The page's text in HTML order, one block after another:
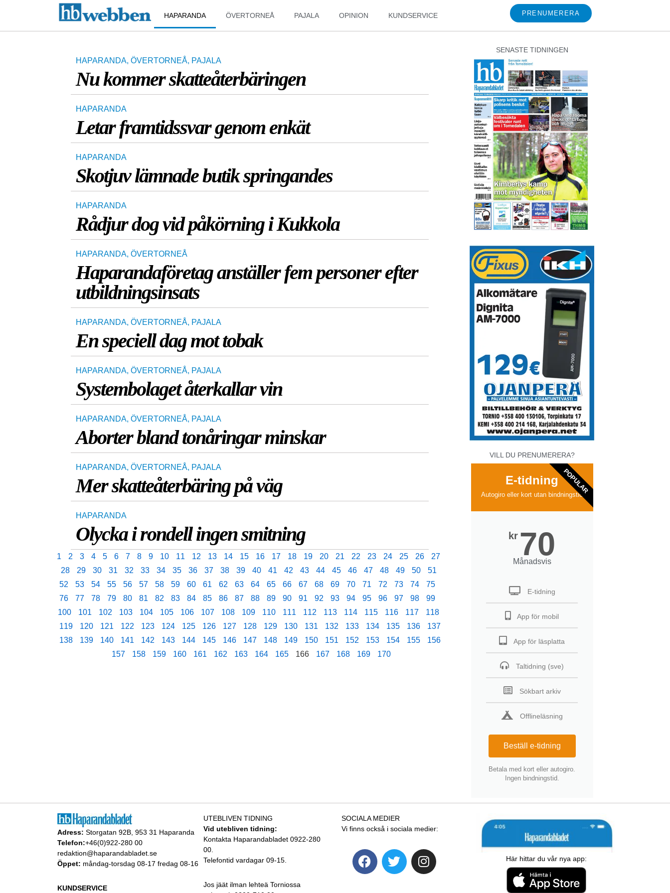
HAPARANDA ÖVERTORNEÅ PAJALA OPINION KUNDSERVICE PRENUMERERA
HAPARANDA, ÖVERTORNEÅ, PAJALA
Nu kommer skatteåterbäringen
HAPARANDA
Letar framtidssvar genom enkät
HAPARANDA
Skotjuv lämnade butik springandes
HAPARANDA
Rådjur dog vid påkörning i Kukkola
HAPARANDA, ÖVERTORNEÅ
Haparandaföretag anställer fem personer efter
utbildningsinsats
HAPARANDA, ÖVERTORNEÅ, PAJALA
En speciell dag mot tobak
HAPARANDA, ÖVERTORNEÅ, PAJALA
Systembolaget återkallar vin
HAPARANDA, ÖVERTORNEÅ, PAJALA
Aborter bland tonåringar minskar
HAPARANDA, ÖVERTORNEÅ, PAJALA
Mer skatteåterbäring på väg
HAPARANDA
Olycka i rondell ingen smitning
1 2 3 4 5 6 7 8 9 10 11 12 13 14 15 16 17 18 19 20 21 22 23 24 25 26
27
28
29 30 31 32 33 34 35 36 37 38 39 40 41 42 43 44 45 46 47 48 49 50
51
52
53 54 55 56 57 58 59 60 61 62 63 64 65 66 67 68 69 70 71 72 73 74
75
76
77 78 79 80 81 82 83 84 85 86 87 88 89 90 91 92 93 94 95 96 97 98
99
100
101 102 103 104 105 106 107 108 109 110 111 112 113 114 115 116 117
118
119
120 121 122 123 124 125 126 127 128 129 130 131 132 133 134 135 136
137
138
139 140 141 142 143 144 145 146 147 148 149 150 151 152 153 154 155
156
157
158 159 160 161 162 163 164 165 166 167 168 169 170
SENASTE TIDNINGEN
VILL DU PRENUMERERA?
E-tidning
Autogiro eller kort utan bindningstid
kr 70
Månadsvis
E-tidning
App för mobil
App för läsplatta
Taltidning (sve)
Sökbart arkiv
Offlineläsning
Beställ e-tidning
Betala med kort eller autogiro.
Ingen bindningstid.
POPULAR
Adress: Storgatan 92B, 953 31 Haparanda
Telefon:+46(0)922-280 00
redaktion@haparandabladet.se
Öppet: måndag-torsdag 08-17 fredag 08-16
KUNDSERVICE
UTEBLIVEN TIDNING
Vid utebliven tidning:
Kontakta Haparandabladet 0922-280
00.
Telefontid vardagar 09-15.
Jos jäät ilman lehteä Torniossa
SOCIALA MEDIER
Vi finns också i sociala medier:
Här hittar du vår nya app: